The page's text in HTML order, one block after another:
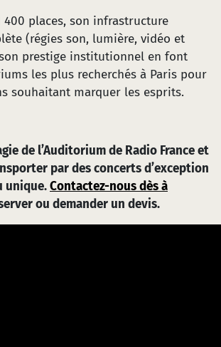
400 places, son infrastructure
(régies son, lumière, vidéo et
prestige institutionnel en font
les plus recherchés à Paris pour
souhaitant marquer les esprits.
de l’Auditorium de Radio France et
par des concerts d’exception
unique.Contactez-nous dès à
ou demander un devis.